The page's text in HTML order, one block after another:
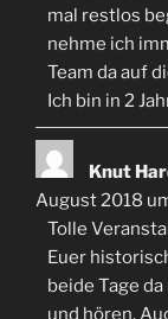
mal restlos
nehme ich
Team da auf
Ich bin in 2
Knut
August 2018
Tolle
Euer
beide Tage